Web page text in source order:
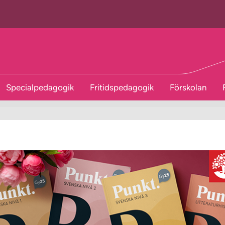
Specialpedagogik Fritidspedagogik Förskolan